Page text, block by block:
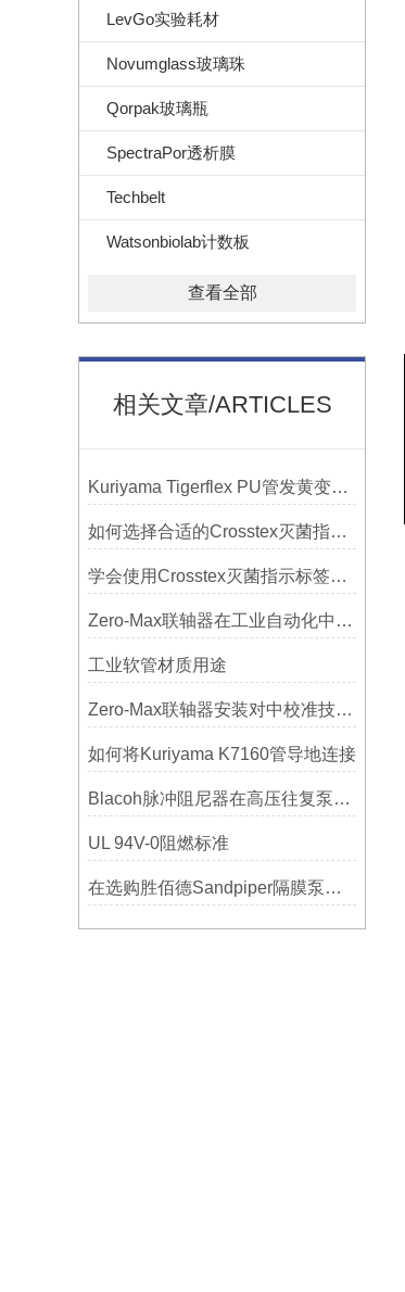
LevGo实验耗材
Novumglass玻璃珠
Qorpak玻璃瓶
SpectraPor透析膜
Techbelt
Watsonbiolab计数板
查看全部
相关文章/ARTICLES
Kuriyama Tigerflex PU管发黄变硬怎么办？
如何选择合适的Crosstex灭菌指示标签？
学会使用Crosstex灭菌指示标签提高无菌保证水平
Zero-Max联轴器在工业自动化中的关键作用
工业软管材质用途
Zero-Max联轴器安装对中校准技巧与常见误差分析
如何将Kuriyama K7160管导地连接
Blacoh脉冲阻尼器在高压往复泵系统中的应用
UL 94V-0阻燃标准
在选购胜佰德Sandpiper隔膜泵时应该注意哪些关键参数？